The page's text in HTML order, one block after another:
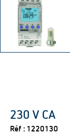
230 V CA
Réf : 1220130